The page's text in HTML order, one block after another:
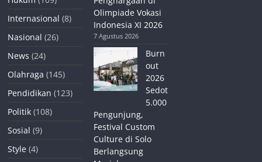
Internasional (8)
Nasional (26)
News (24)
Olahraga (145)
Pendidikan (123)
Politik (108)
Sosial (9)
Style (4)
Olimpiade Vokasi
Indonesia XI 2026
7 Agustus 2026
Burn
out
2026
Sedot
5.000
Pengunjung,
Festival Custom
Culture di Solo
Berlangsung